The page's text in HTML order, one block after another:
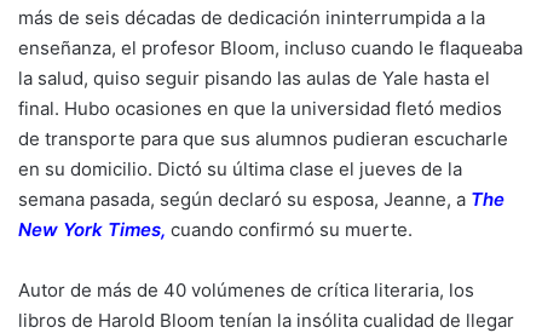
más de seis décadas de dedicación ininterrumpida a la
enseñanza, el profesor Bloom, incluso cuando le flaqueaba
la salud, quiso seguir pisando las aulas de Yale hasta el
final. Hubo ocasiones en que la universidad fletó medios
de transporte para que sus alumnos pudieran escucharle
en su domicilio. Dictó su última clase el jueves de la
semana pasada, según declaró su esposa, Jeanne, a The
New York Times, cuando confirmó su muerte.
Autor de más de 40 volúmenes de crítica literaria, los
libros de Harold Bloom tenían la insólita cualidad de llegar